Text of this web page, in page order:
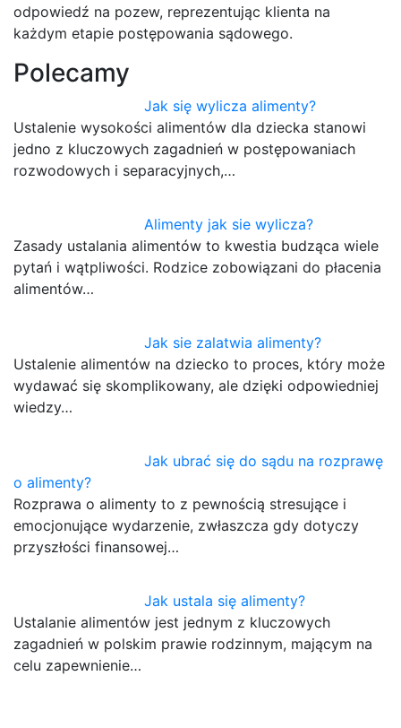
odpowiedź na pozew, reprezentując klienta na
każdym etapie postępowania sądowego.
Polecamy
Jak się wylicza alimenty?
Ustalenie wysokości alimentów dla dziecka stanowi
jedno z kluczowych zagadnień w postępowaniach
rozwodowych i separacyjnych,…
Alimenty jak sie wylicza?
Zasady ustalania alimentów to kwestia budząca wiele
pytań i wątpliwości. Rodzice zobowiązani do płacenia
alimentów…
Jak sie zalatwia alimenty?
Ustalenie alimentów na dziecko to proces, który może
wydawać się skomplikowany, ale dzięki odpowiedniej
wiedzy…
Jak ubrać się do sądu na rozprawę
o alimenty?
Rozprawa o alimenty to z pewnością stresujące i
emocjonujące wydarzenie, zwłaszcza gdy dotyczy
przyszłości finansowej…
Jak ustala się alimenty?
Ustalanie alimentów jest jednym z kluczowych
zagadnień w polskim prawie rodzinnym, mającym na
celu zapewnienie…